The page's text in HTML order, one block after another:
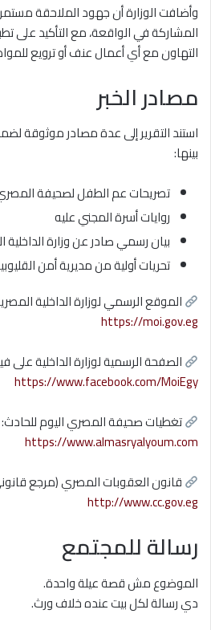
وأضافت الوزارة أن جهود الملاحقة
المشاركة في الواقعة، مع التأكيد على
التهاون مع أي أعمال عنف أو ترويع
مصادر الخبر
استند التقرير إلى عدة مصادر موثوقة
بينها:
تصريحات عم الطفل لصحيفة
روايات أسرة المجني عليه
بيان رسمي صادر عنوزارة
تحريات أولية من مديرية أمن
الموقع الرسمي لوزارة الداخلية
https://moi.gov.eg
الصفحة الرسمية لوزارة الداخلية على
https://www.facebook.com/MoiEgy
تغطيات صحيفة المصري اليوم للحادث:
https://www.almasryalyoum.com
قانون العقوبات المصري (مرجع
http://www.cc.gov.eg
رسالة للمجتمع
الموضوع مش قصة عيلة واحدة.
دي رسالة لكل بيت عنده خلاف ورث.